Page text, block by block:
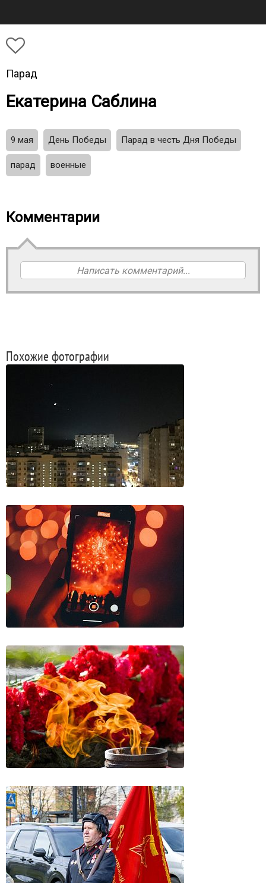
Парад
Екатерина Саблина
9 мая День Победы Парад в честь Дня Победы
парад военные
Комментарии
Написать комментарий...
Похожие фотографии